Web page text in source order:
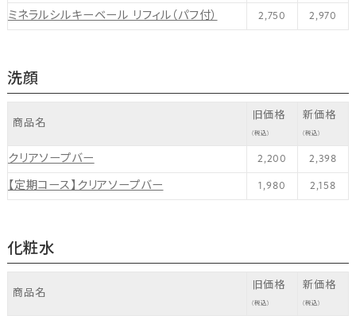
ミネラルシルキーベール リフィル（パフ付） 2,750 2,970
洗顔
商品名
旧価格
(税込)
新価格
(税込)
クリアソープバー 2,200 2,398
【定期コース】クリアソープバー 1,980 2,158
化粧水
商品名
旧価格
(税込)
新価格
(税込)